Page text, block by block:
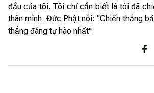
đầu của tôi. Tôi chỉ cần biết là tôi đã
thân mình. Đức Phật nói: "Chiến thắng
thắng đáng tự hào nhất".